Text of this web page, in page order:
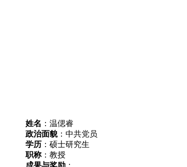
姓名 ：温偲睿
政治面貌：中共党员
学历 ：硕士研究生
职称：教授
成果与奖励 ：